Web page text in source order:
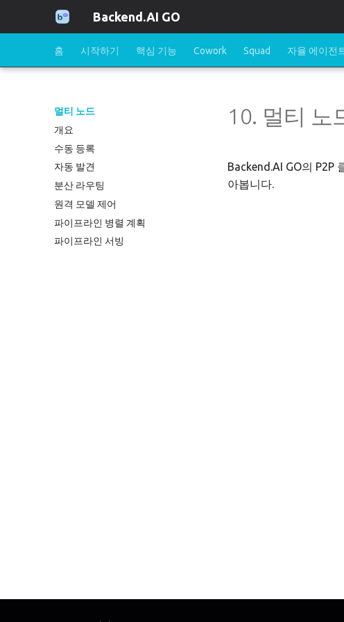
Backend.AI GO
홈 시작하기 핵심 기능 Cowork Squad 자율 에이전
멀티 노드
개요
수동 등록
자동 발견
분산 라우팅
원격 모델 제어
파이프라인 병렬 계획
파이프라인 서빙
10. 멀티 노
Backend.AI GO의 P2P
아봅니다.